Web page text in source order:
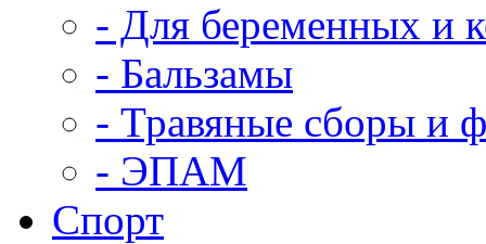
- Для беременных и
- Бальзамы
- Травяные сборы и
- ЭПАМ
Спорт